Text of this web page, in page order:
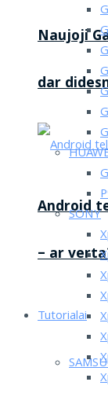
Naujoji
dar
Android
– ar
Tutorialai
SONY